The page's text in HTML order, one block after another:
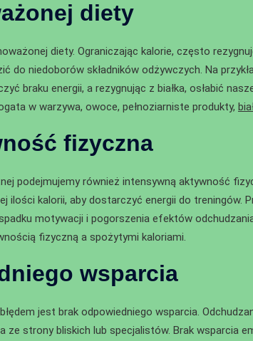
diety
diety. Ograniczając kalorie, często
do niedoborów składników odżywczych. Na
braku energii, a rezygnując z białka, osłabić
w warzywa, owoce, pełnoziarniste produkty,
fizyczna
podejmujemy również intensywną aktywność
ilości kalorii, aby dostarczyć energii do treningów.
motywacji i pogorszenia efektów
fizyczną a spożytymi kaloriami.
wsparcia
jest brak odpowiedniego wsparcia.
ze strony bliskich lub specjalistów. Brak wsparcia